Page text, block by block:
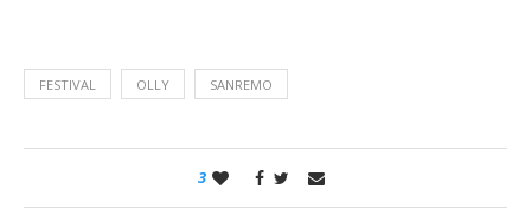
FESTIVAL OLLY SANREMO
3